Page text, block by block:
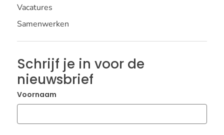
Vacatures
Samenwerken
Schrijf je in voor de
nieuwsbrief
Voornaam